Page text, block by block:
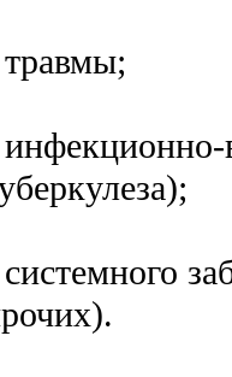
травмы;
инфекционно-
системного